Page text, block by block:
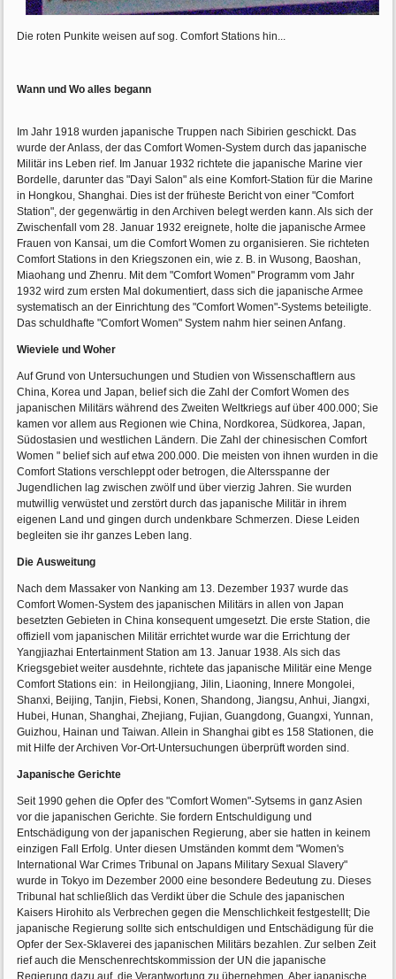
Die roten Punkite weisen auf sog. Comfort Stations hin...
Wann und Wo alles begann
Im Jahr 1918 wurden japanische Truppen nach Sibirien geschickt. Das
wurde der Anlass, der das Comfort Women-System durch das japanische
Militär ins Leben rief. Im Januar 1932 richtete die japanische Marine vier
Bordelle, darunter das "Dayi Salon" als eine Komfort-Station für die Marine
in Hongkou, Shanghai. Dies ist der früheste Bericht von einer "Comfort
Station", der gegenwärtig in den Archiven belegt werden kann. Als sich der
Zwischenfall vom 28. Januar 1932 ereignete, holte die japanische Armee
Frauen von Kansai, um die Comfort Women zu organisieren. Sie richteten
Comfort Stations in den Kriegszonen ein, wie z. B. in Wusong, Baoshan,
Miaohang und Zhenru. Mit dem "Comfort Women" Programm vom Jahr
1932 wird zum ersten Mal dokumentiert, dass sich die japanische Armee
systematisch an der Einrichtung des "Comfort Women"-Systems beteiligte.
Das schuldhafte "Comfort Women" System nahm hier seinen Anfang.
Wieviele und Woher
Auf Grund von Untersuchungen und Studien von Wissenschaftlern aus
China, Korea und Japan, belief sich die Zahl der Comfort Women des
japanischen Militärs während des Zweiten Weltkriegs auf über 400.000; Sie
kamen vor allem aus Regionen wie China, Nordkorea, Südkorea, Japan,
Südostasien und westlichen Ländern. Die Zahl der chinesischen Comfort
Women " belief sich auf etwa 200.000. Die meisten von ihnen wurden in die
Comfort Stations verschleppt oder betrogen, die Altersspanne der
Jugendlichen lag zwischen zwölf und über vierzig Jahren. Sie wurden
mutwillig verwüstet und zerstört durch das japanische Militär in ihrem
eigenen Land und gingen durch undenkbare Schmerzen. Diese Leiden
begleiten sie ihr ganzes Leben lang.
Die Ausweitung
Nach dem Massaker von Nanking am 13. Dezember 1937 wurde das
Comfort Women-System des japanischen Militärs in allen von Japan
besetzten Gebieten in China konsequent umgesetzt. Die erste Station, die
offiziell vom japanischen Militär errichtet wurde war die Errichtung der
Yangjiazhai Entertainment Station am 13. Januar 1938. Als sich das
Kriegsgebiet weiter ausdehnte, richtete das japanische Militär eine Menge
Comfort Stations ein: in Heilongjiang, Jilin, Liaoning, Innere Mongolei,
Shanxi, Beijing, Tanjin, Fiebsi, Konen, Shandong, Jiangsu, Anhui, Jiangxi,
Hubei, Hunan, Shanghai, Zhejiang, Fujian, Guangdong, Guangxi, Yunnan,
Guizhou, Hainan und Taiwan. Allein in Shanghai gibt es 158 Stationen, die
mit Hilfe der Archiven Vor-Ort-Untersuchungen überprüft worden sind.
Japanische Gerichte
Seit 1990 gehen die Opfer des "Comfort Women"-Sytsems in ganz Asien
vor die japanischen Gerichte. Sie fordern Entschuldigung und
Entschädigung von der japanischen Regierung, aber sie hatten in keinem
einzigen Fall Erfolg. Unter diesen Umständen kommt dem "Women's
International War Crimes Tribunal on Japans Military Sexual Slavery"
wurde in Tokyo im Dezember 2000 eine besondere Bedeutung zu. Dieses
Tribunal hat schließlich das Verdikt über die Schule des japanischen
Kaisers Hirohito als Verbrechen gegen die Menschlichkeit festgestellt; Die
japanische Regierung sollte sich entschuldigen und Entschädigung für die
Opfer der Sex-Sklaverei des japanischen Militärs bezahlen. Zur selben Zeit
rief auch die Menschenrechtskommission der UN die japanische